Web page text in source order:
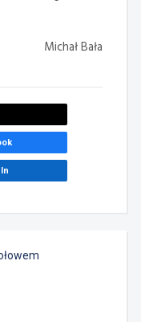
Michał Bała